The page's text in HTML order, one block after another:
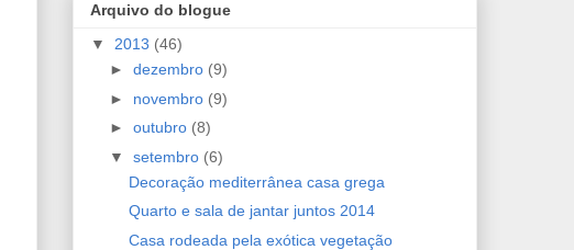
Arquivo do blogue
▼ 2013 (46)
► dezembro (9)
► novembro (9)
► outubro (8)
▼ setembro (6)
Decoração mediterrânea casa grega
Quarto e sala de jantar juntos 2014
Casa rodeada pela exótica vegetação